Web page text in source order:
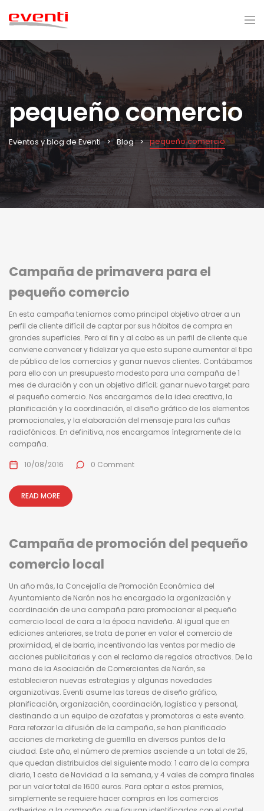
pequeño comercio
Eventos y blog de Eventi Blog pequeño comercio
Campaña de primavera para el
pequeño comercio
En esta campaña teníamos como principal objetivo atraer a un
perfil de cliente difícil de captar por sus hábitos de compra en
grandes superficies. Pero al fin y al cabo es un perfil de cliente que
conviene convencer y fidelizar ya que esto supone aumentar el tipo
de público de los comercios y ganar nuevos clientes. Contábamos
para ello con un presupuesto modesto para una campaña de 1
mes de duración y con un objetivo difícil; ganar nuevo target para
el pequeño comercio. Nos encargamos de la idea creativa, la
planificación y la coordinación, el diseño gráfico de los elementos
promocionales, y la elaboración del mensaje para las cuñas
radiofónicas. En definitiva, nos encargamos íntegramente de la
campaña.
10/08/2016 0 Comment
READ MORE
Campaña de promoción del pequeño
comercio local
Un año más, la Concejalía de Promoción Económica del
Ayuntamiento de Narón nos ha encargado la organización y
coordinación de una campaña para promocionar el pequeño
comercio local de cara a la época navideña. Al igual que en
ediciones anteriores, se trata de poner en valor el comercio de
proximidad, el de barrio, incentivando las ventas por medio de
acciones publicitarias y con el reclamo de regalos atractivos. De la
mano de la Asociación de Comerciantes de Narón, se
establecieron nuevas estrategias y algunas novedades
organizativas. Eventi asume las tareas de diseño gráfico,
planificación, organización, coordinación, logística y personal,
destinando a un equipo de azafatas y promotoras a este evento.
Para reforzar la difusión de la campaña, se han planificado
acciones de marketing de guerrilla en diversos puntos de la
ciudad. Este año, el número de premios asciende a un total de 25,
que quedan distribuidos del siguiente modo: 1 carro de la compra
diario, 1 cesta de Navidad a la semana, y 4 vales de compra finales
por un valor total de 1600 euros. Para optar a estos premios,
simplemente se requiere hacer compras en los comercios